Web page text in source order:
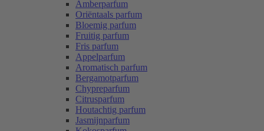
Amberparfum
Oriëntaals parfum
Bloemig parfum
Fruitig parfum
Fris parfum
Appelparfum
Aromatisch parfum
Bergamotparfum
Chypreparfum
Citrusparfum
Houtachtig parfum
Jasmijnparfum